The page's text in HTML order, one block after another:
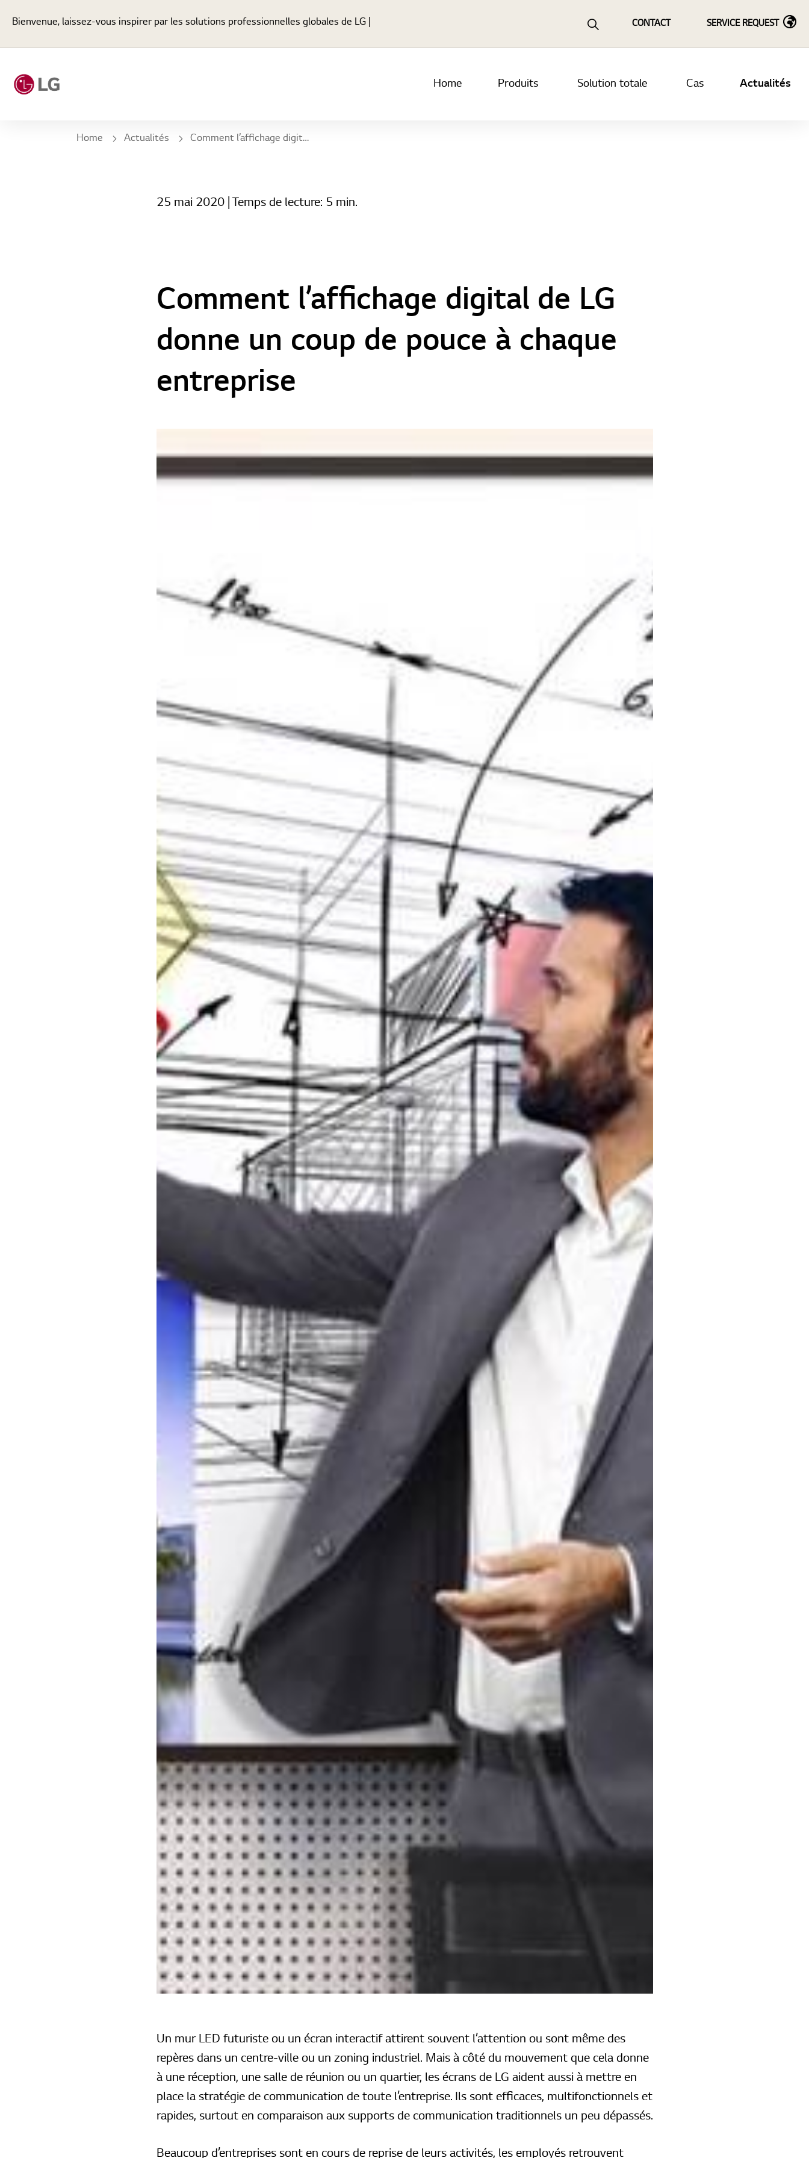
Home Produits Solution totale Cas Actualités
CONTACT SERVICE REQUEST
Bienvenue, laissez-vous inspirer par les solutions professionnelles globales de LG |
Home Actualités Comment l’affichage digital de LG donne un coup de pouce à chaque entreprise
25 mai 2020| Temps de lecture: 5 min.
Comment l’affichage digital de LG
donne un coup de pouce à chaque
entreprise
Un mur LED futuriste ou un écran interactif attirent souvent l’attention ou sont même des
repères dans un centre-ville ou un zoning industriel. Mais à côté du mouvement que cela donne
à une réception, une salle de réunion ou un quartier, les écrans de LG aident aussi à mettre en
place la stratégie de communication de toute l’entreprise. Ils sont efficaces, multifonctionnels et
rapides, surtout en comparaison aux supports de communication traditionnels un peu dépassés.
Beaucoup d’entreprises sont en cours de reprise de leurs activités, les employés retrouvent